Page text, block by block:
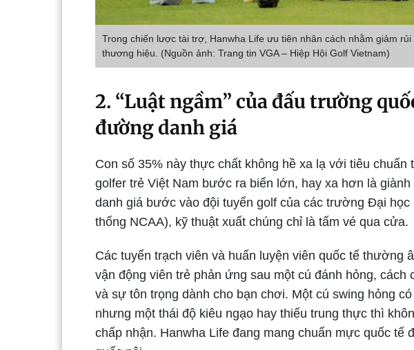
Trong chiến lược tài trợ, Hanwha Life ưu tiên nhân cách nhằm giảm
thương hiệu. (Nguồn ảnh: Trang tin VGA – Hiệp Hội Golf Vietnam)
2. “Luật ngầm” của đấu trường
đường danh giá
Con số 35% này thực chất không hề xa lạ với tiêu chuẩn
golfer trẻ Việt Nam bước ra biển lớn, hay xa hơn là
danh giá bước vào đội tuyển golf của các trường Đại
thống NCAA), kỹ thuật xuất chúng chỉ là tấm vé qua cửa.
Các tuyển trạch viên và huấn luyện viên quốc tế thường
vận động viên trẻ phản ứng sau một cú đánh hỏng, cách
và sự tôn trọng dành cho bạn chơi. Một cú swing hỏng
nhưng một thái độ kiêu ngạo hay thiếu trung thực thì
chấp nhận. Hanwha Life đang mang chuẩn mực quốc tế